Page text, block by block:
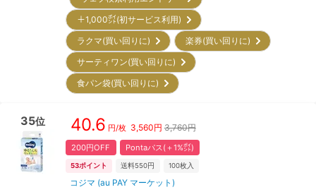
＋1,000㌽(初サービス利用)
ラクマ(買い回りに)
楽券(買い回りに)
サーティワン(買い回りに)
食パン袋(買い回りに)
35位 40.6 円/枚 3,560円 3,760円
200円OFF Pontaパス(＋1%㌽)
53ポイント 送料550円 100枚入
コジマ (au PAY マーケット)